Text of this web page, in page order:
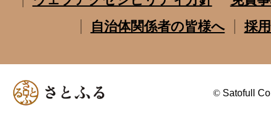
自治体関係者の皆様へ
採
© Satofull